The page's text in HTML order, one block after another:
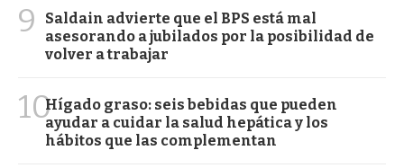
9
Saldain advierte que el BPS está mal
asesorando a jubilados por la posibilidad de
volver a trabajar
10Hígado graso: seis bebidas que pueden
ayudar a cuidar la salud hepática y los
hábitos que las complementan